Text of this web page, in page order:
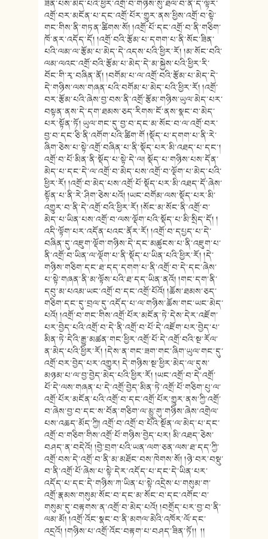
ཟིན་པས་མེད་པའི་ཕྱིར་འགྲོ་བ་གཉིས་སུ་ཐལ་བ་ནི་ད་ལྟར་
འགྲོ་བར་མངོན་པ་དང་འགྲོ་པོར་གྱུར་ནས་ཕྱིས་འགྲོ་བ་སྟེ་
གང་གིས་ནི་གཏན་ཚིགས་སོ། །འགྲོ་པོ་དང་འགྲོ་བ་ནི་གཅིག་
ཁོ་ནར་འདོད་དོ། །འགྲོ་བའི་རྩོམ་པ་དགག་པ་ནི་སོང་ཟིན་
པའི་ལམ་ལ་རྩོམ་པ་མེད་དེ་འདས་པའི་ཕྱིར་རོ། །མ་སོང་བའི་
ལམ་ལའང་འགྲོ་བའི་རྩོམ་པ་མེད་དེ་མ་སྐྱེས་པའི་ཕྱིར་རི་
བོང་གི་རྭ་བཞིན་ནོ། །བགོམ་པ་ལ་འགྲོ་བའི་རྩོམ་པ་མེད་དེ་
དེ་གཉིས་ལས་གཞན་པའི་བགོམ་པ་མེད་པའི་ཕྱིར་རོ། །འགྲོ་
བར་རྩོམ་པའི་ཞེས་བྱ་བས་ནི་འགྲོ་རྩོམ་གཉིས་ཡུལ་མེད་པར་
བསྟན་ནས་དེ་དག་ཐམས་ཅད་རིགས་ངོ་ནས་སྣང་བ་མེད་
པར་སྟོན་ཏོ། ཡུལ་གང་དུ་བྱ་བ་དང་མ་སོང་བ་ལ་འགྲོ་བར་
བྱ་བ་དང་ཅི་ནི་འགོག་པའི་ཚིག་གོ །སྡོད་པ་དགག་པ་ནི་རེ་
ཞིག་ཅེས་པ་སྟེ་འགྲོ་བཞིན་པ་ནི་སྡོད་པར་མི་འཐད་པ་དང་།
འགྲོ་བ་པོ་མིན་ནི་སྡོད་པ་སྟེ་དེ་ལ། སྡོད་པ་གཉིས་པས་དོན་
མེད་པ་དང་དེ་ལ་འགྲོ་བ་མེད་པས་འགྲོ་བ་ལྡོག་པ་མེད་པའི་
ཕྱིར་རོ། །འགྲོ་བ་མེད་པས་འགྲོ་པོ་སྡོད་པར་མི་འཐད་དོ་ཞེས་
སྟོན་པ་ནི་རེ་ཤིག་ཅེས་པའོ། །ཡང་བགོམ་ལས་སྡོད་པར་མི་
འགྱུར་བ་ནི་དེ་འགྲོ་བའི་ཕྱིར་རོ། །སོང་མ་སོང་ནི་འགྲོ་བ་
མེད་པ་ཡིན་པས་འགྲོ་བ་ལས་ལྡོག་པའི་སྡོད་པ་མི་སྲིད་དོ། །
འདི་ལྟོག་པར་འདོན་པའང་ནོར་རོ། །འགྲོ་བ་དཔྱད་པ་དེ་
བཞིན་དུ་འཇུག་ལྡོག་གཉིས་དེ་དང་མཚུངས་པ་ནི་འཇུག་པ་
ནི་འགྲོ་བ་ཡིན་ལ་ལྡོག་པ་ནི་སྡོད་པ་ཡིན་པའི་ཕྱིར་རོ། །དེ་
གཉིས་གཅིག་དང་ཐ་དད་དགག་པ་ནི་འགྲོ་བ་དེ་དང་ཞེས་
པ་སྟེ་གཞན་ནི་མ་ལྟོས་པའི་ཐ་དད་ཡིན་ནའོ། །གང་དག་ནི་
དབུ་མ་པའམ་ཡང་འགྲོ་བ་དང་འགྲོ་པོའོ། །ཆོས་ཐམས་ཅད་
གཅིག་དང་དུ་བྲལ་དུ་འདོད་པ་ལ་གཉིས་ཆོས་གང་ཡང་མེད་
པའོ། །འགྲོ་བ་གང་གིས་འགྲོ་པོར་མངོན་ཏེ་དེས་དེར་འཇོག་
པར་བྱེད་པའི་འགྲོ་བ་དེ་ནི་འགྲོ་བ་པོ་དེ་འཇོག་པར་བྱེད་པ་
མིན་ཏེ་དེའི་རྒྱུ་མཚན་གང་ཕྱིར་འགྲོ་པོ་དེ་འགྲོ་བའི་སྔ་རོལ་
ན་མེད་པའི་ཕྱིར་རོ། །དེས་ན་གང་ཟག་གང་ཞིག་ཡུལ་གང་དུ་
འགྲོ་བར་བྱེད་པར་འགྱུར། དེ་གཉིས་སྔ་ཕྱིར་མེད་ལ་དུས་
མཉམ་པ་ལ་བྱ་བྱེད་མེད་པའི་ཕྱིར་རོ། །ཡང་འགྲོ་བ་དེ་འགྲོ་
པོ་དེ་ལས་གཞན་པ་དེ་འགྲོ་བྱེད་མིན་ཏེ་འགྲོ་པོ་གཅིག་པུ་ལ་
འགྲོ་པོར་མངོན་པའི་འགྲོ་བ་དང་འགྲོ་པོར་གྱུར་ནས་ཀྱི་འགྲོ་
བ་ཞེས་བྱ་བ་དང་ས་བོན་གཅིག་ལ་མྱུ་གུ་གཉིས་ཞེས་འགྲེལ་
པས་འཆད་མོད་ཀྱི། འགྲོ་བ་འགྲོ་བ་པོའི་སྔོན་ལ་མེད་པ་དང་
འགྲོ་བ་གཅིག་གིས་འགྲོ་པོ་གཉིས་བྱེད་པར། མི་འཐད་ཅེས་
བཤད་ན་བདེའོ། །བྱེ་བྲག་པའི་ཡན་ལག་ཅན་ལས་ཐ་དད་ཀྱི་
འགྲོ་བས་དེ་འགྲོ་བ་ནི་མ་མཐོང་བས་ཁེགས་སོ། །ཉེ་བར་བསྡུ་
བ་ནི་འགྲོ་པོ་ཞེས་པ་སྟེ་དེར་འདོད་པ་དང་དེ་ཡིན་པར་
འདོད་པ་དང་དེ་གཉིས་ཀ་ཡིན་པ་སྟེ་འདྲེས་པ་གསུམ་ག་
འགྲོ་རྣམས་གསུམ་སོང་བ་དང་མ་སོང་བ་དང་འགོང་བ་
གསུམ་དུ་བརྟགས་ན་འགྲོ་བ་མེད་པའོ། །བགྲོད་པར་བྱ་བ་ནི་
ལམ་མོ། །འགྲོ་འོང་སྣང་བ་ནི་མགལ་མེའི་འཁོར་ལོ་དང་
འདྲའོ། །གཉིས་པ་འགྲོ་འོང་བརྟག་པ་བཤད་ཟིན་ཏོ།། །།